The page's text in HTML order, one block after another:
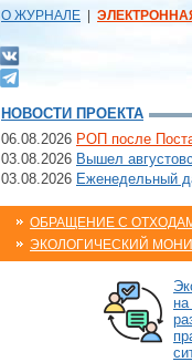
О ЖУРНАЛЕ
НОВОСТИ ПРОЕКТА
06.08.2026 РОП после
03.08.2026 Вышел
03.08.2026 Еженедельный
ОБРАЩЕНИЕ С
ЭКОЛОГИЧЕСКИЙ